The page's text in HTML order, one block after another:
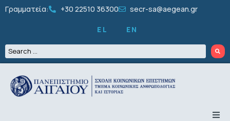
Γραμματεία: +30 22510 36300 secr-sa@aegean.gr
EL EN